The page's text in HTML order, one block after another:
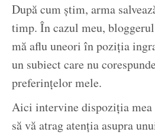
După cum știm, arma
timp. În cazul meu,
mă aflu uneori în poziția
un subiect care nu
preferințelor mele.
Aici intervine dispoziția mea
să vă atrag atenția asupra